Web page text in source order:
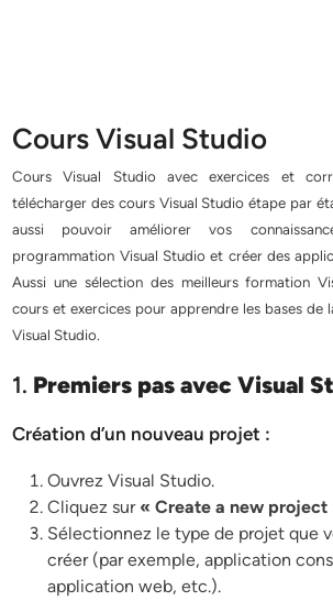
Cours Visual Studio
Cours Visual Studio avec exercices et
télécharger des cours Visual Studio étape par
aussi pouvoir améliorer vos
programmation Visual Studio et créer des
Aussi une sélection des meilleurs formation
cours et exercices pour apprendre les bases de
Visual Studio.
1. Premiers pas avec Visual
Création d’un nouveau projet :
Ouvrez Visual Studio.
Cliquez sur « Create a new project
Sélectionnez le type de projet que
créer (par exemple, application
application web, etc.).